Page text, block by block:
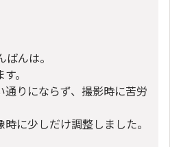
んは。
。
りにならず、撮影時に苦労
に少しだけ調整しました。